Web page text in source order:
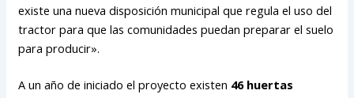
existe una nueva disposición municipal que regula el uso del
tractor para que las comunidades puedan preparar el suelo
para producir».
A un año de iniciado el proyecto existen 46 huertas